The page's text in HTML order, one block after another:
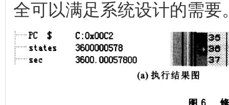
全可以满足系统设计的需要